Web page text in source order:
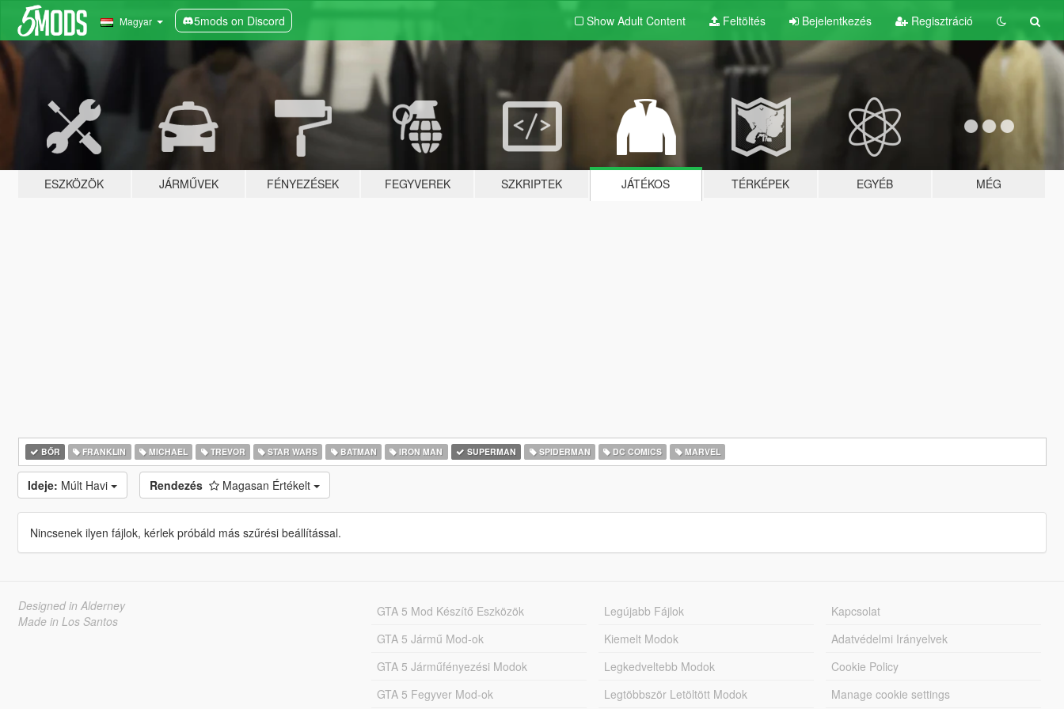
Magyar 5mods on Discord Show Adult Content Feltöltés Bejelentkezés Regisztráció
ESZKÖZÖK JÁRMŰVEK FÉNYEZÉSEK FEGYVEREK SZKRIPTEK JÁTÉKOS TÉRKÉPEK EGYÉB MÉG
BŐR FRANKLIN MICHAEL TREVOR STAR WARS BATMAN IRON MAN SUPERMAN SPIDERMAN DC COMICS MARVEL
Ideje: Múlt Havi Rendezés Magasan Értékelt
Nincsenek ilyen fájlok, kérlek próbáld más szűrési beállítással.
Designed in Alderney
Made in Los Santos
GTA 5 Mod Készítő Eszközök
GTA 5 Jármű Mod-ok
GTA 5 Járműfényezési Modok
GTA 5 Fegyver Mod-ok
Legújabb Fájlok
Kiemelt Modok
Legkedveltebb Modok
Legtöbbször Letöltött Modok
Kapcsolat
Adatvédelmi Irányelvek
Cookie Policy
Manage cookie settings